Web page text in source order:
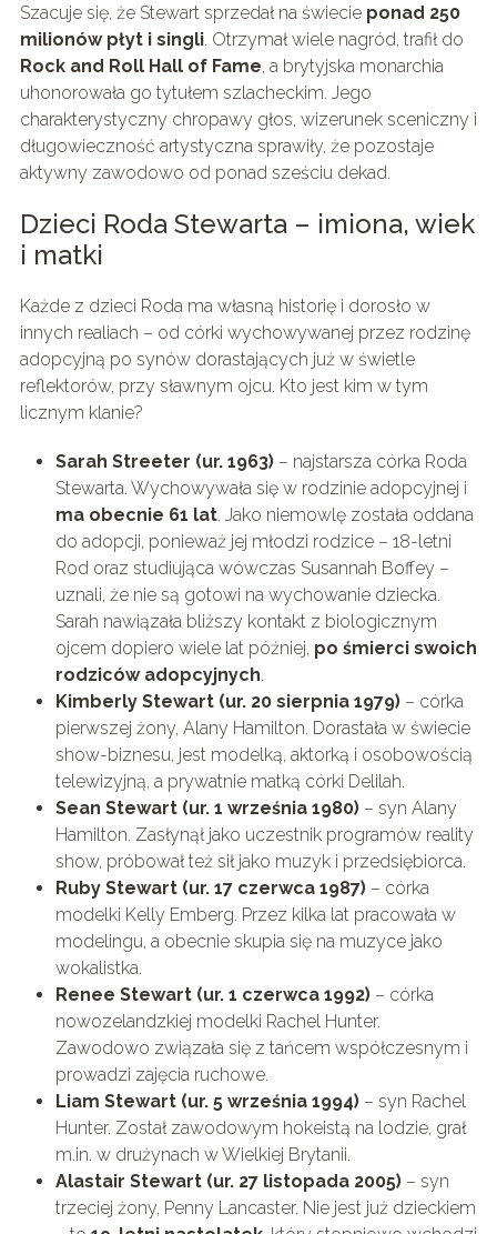
Szacuje się, że Stewart sprzedał na świecie ponad 250
milionów płyt i singli. Otrzymał wiele nagród, trafił do
Rock and Roll Hall of Fame, a brytyjska monarchia
uhonorowała go tytułem szlacheckim. Jego
charakterystyczny chropawy głos, wizerunek sceniczny i
długowieczność artystyczna sprawiły, że pozostaje
aktywny zawodowo od ponad sześciu dekad.
Dzieci Roda Stewarta – imiona, wiek
i matki
Każde z dzieci Roda ma własną historię i dorosło w
innych realiach – od córki wychowywanej przez rodzinę
adopcyjną po synów dorastających już w świetle
reflektorów, przy sławnym ojcu. Kto jest kim w tym
licznym klanie?
Sarah Streeter (ur. 1963)– najstarsza córka Roda
Stewarta. Wychowywała się w rodzinie adopcyjnej i
ma obecnie 61 lat. Jako niemowlę została oddana
do adopcji, ponieważ jej młodzi rodzice – 18-letni
Rod oraz studiująca wówczas Susannah Boffey –
uznali, że nie są gotowi na wychowanie dziecka.
Sarah nawiązała bliższy kontakt z biologicznym
ojcem dopiero wiele lat później, po śmierci swoich
rodziców adopcyjnych.
Kimberly Stewart (ur. 20 sierpnia 1979)– córka
pierwszej żony, Alany Hamilton. Dorastała w świecie
show-biznesu, jest modelką, aktorką i osobowością
telewizyjną, a prywatnie matką córki Delilah.
Sean Stewart (ur. 1 września 1980)– syn Alany
Hamilton. Zasłynął jako uczestnik programów reality
show, próbował też sił jako muzyk i przedsiębiorca.
Ruby Stewart (ur. 17 czerwca 1987)– córka
modelki Kelly Emberg. Przez kilka lat pracowała w
modelingu, a obecnie skupia się na muzyce jako
wokalistka.
Renee Stewart (ur. 1 czerwca 1992)– córka
nowozelandzkiej modelki Rachel Hunter.
Zawodowo związała się z tańcem współczesnym i
prowadzi zajęcia ruchowe.
Liam Stewart (ur. 5 września 1994)– syn Rachel
Hunter. Został zawodowym hokeistą na lodzie, grał
m.in. w drużynach w Wielkiej Brytanii.
Alastair Stewart (ur. 27 listopada 2005)– syn
trzeciej żony, Penny Lancaster. Nie jest już dzieckiem